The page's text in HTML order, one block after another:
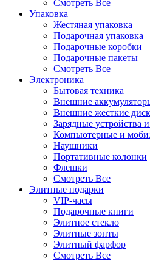
Смотреть Все
Упаковка
Жестяная упаковка
Подарочная упаковка
Подарочные коробки
Подарочные пакеты
Смотреть Все
Электроника
Бытовая техника
Внешние
Внешние жесткие
Зарядные устройства
Компьютерные и
Наушники
Портативные колонки
Флешки
Смотреть Все
Элитные подарки
VIP-часы
Подарочные книги
Элитное стекло
Элитные зонты
Элитный фарфор
Смотреть Все